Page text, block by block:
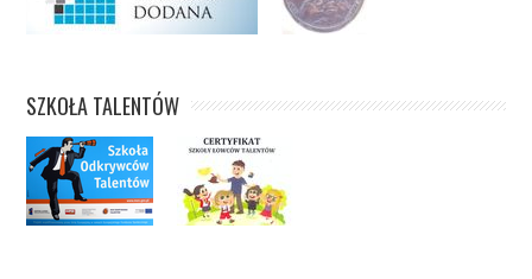
SZKOŁA TALENTÓW